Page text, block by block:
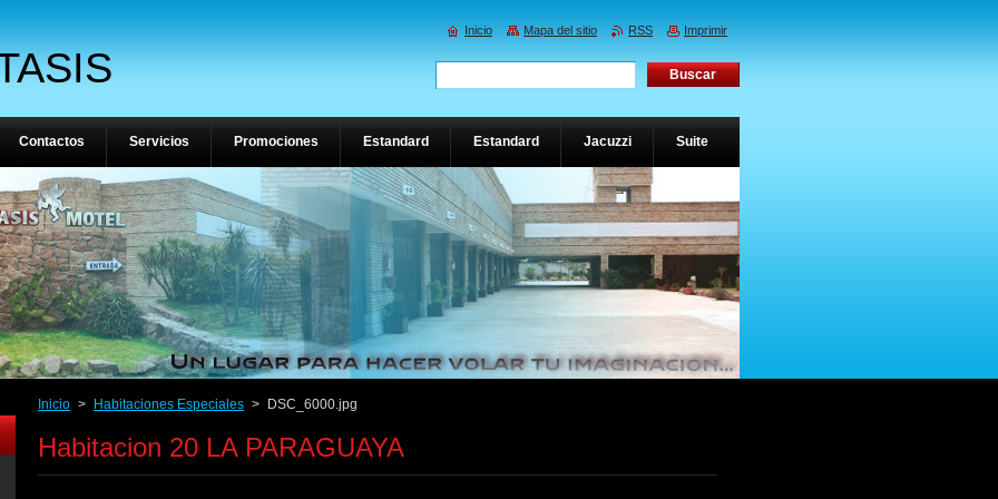
Inicio > Habitaciones Especiales > DSC_6000.jpg
Habitacion 20 LA PARAGUAYA
Contactos Servicios Promociones Estandard Estandard Jacuzzi Suite
Inicio Mapa del sitio RSS Imprimir